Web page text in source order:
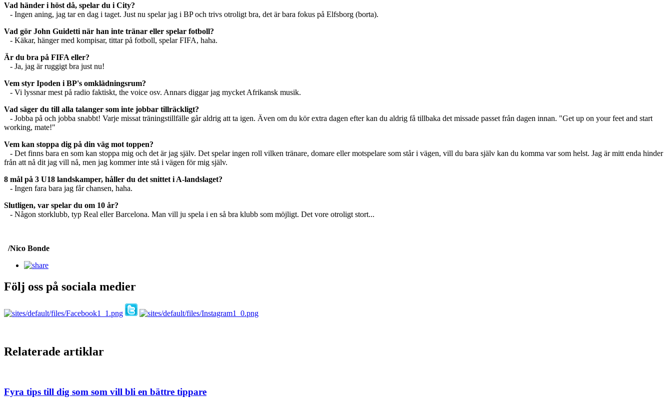
Vad händer i höst då, spelar du i City?
- Ingen aning, jag tar en dag i taget. Just nu spelar jag i BP och trivs otroligt bra, det är bara fokus på Elfsborg (borta).
Vad gör John Guidetti när han inte tränar eller spelar fotboll?
- Käkar, hänger med kompisar, tittar på fotboll, spelar FIFA, haha.
Är du bra på FIFA eller?
- Ja, jag är ruggigt bra just nu!
Vem styr Ipoden i BP's omklädningsrum?
- Vi lyssnar mest på radio faktiskt, the voice osv. Annars diggar jag mycket Afrikansk musik.
Vad säger du till alla talanger som inte jobbar tillräckligt?
- Jobba på och jobba snabbt! Varje missat träningstillfälle går aldrig att ta igen. Även om du kör extra dagen efter kan du aldrig få tillbaka det missade passet från dagen innan. "Get up on your feet and start
working, mate!"
Vem kan stoppa dig på din väg mot toppen?
- Det finns bara en som kan stoppa mig och det är jag själv. Det spelar ingen roll vilken tränare, domare eller motspelare som står i vägen, vill du bara själv kan du komma var som helst. Jag är mitt enda hinder
från att nå dit jag vill nå, men jag kommer inte stå i vägen för mig själv.
8 mål på 3 U18 landskamper, håller du det snittet i A-landslaget?
- Ingen fara bara jag får chansen, haha.
Slutligen, var spelar du om 10 år?
- Någon storklubb, typ Real eller Barcelona. Man vill ju spela i en så bra klubb som möjligt. Det vore otroligt stort...
/Nico Bonde
Följ oss på sociala medier
Relaterade artiklar
Fyra tips till dig som som vill bli en bättre tippare